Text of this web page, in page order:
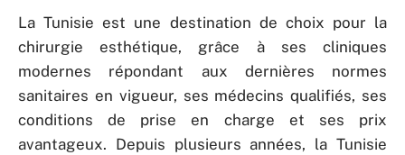
La Tunisie est une destination de choix pour la
chirurgie esthétique, grâce à ses cliniques
modernes répondant aux dernières normes
sanitaires en vigueur, ses médecins qualifiés, ses
conditions de prise en charge et ses prix
avantageux. Depuis plusieurs années, la Tunisie